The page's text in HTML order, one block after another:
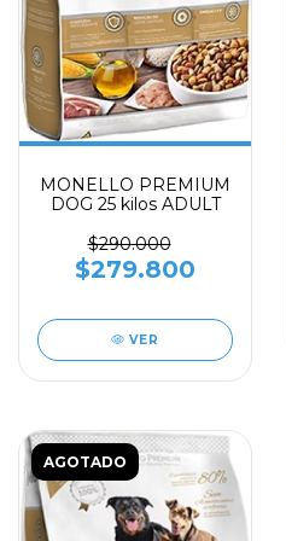
MONELLO PREMIUM
DOG 25 kilos ADULT
$290.000
$279.800
VER
AGOTADO